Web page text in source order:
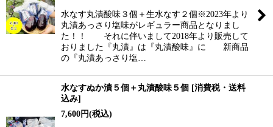
水なす丸漬酸味３個＋生水なす２個※2023年より
丸漬あっさり塩味がレギュラー商品となりまし
た！！ それに伴いまして2018年より販売して
おりました『丸漬』は『丸漬酸味』に 新商品
の『丸漬あっさり塩…
水なすぬか漬５個＋丸漬酸味５個 [消費税・送料
込み]
7,600円(税込)